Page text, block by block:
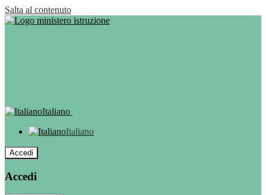
Salta al contenuto
Italiano
Italiano
Accedi
Accedi